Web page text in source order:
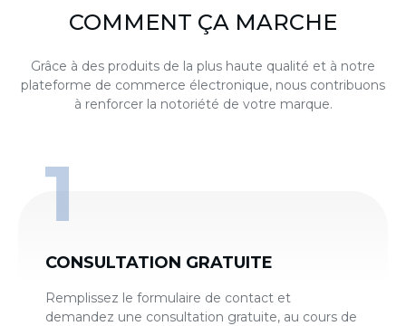
COMMENT ÇA MARCHE
Grâce à des produits de la plus haute qualité et à notre
plateforme de commerce électronique, nous contribuons
à renforcer la notoriété de votre marque.
CONSULTATION GRATUITE
Remplissez le formulaire de contact et
demandez une consultation gratuite, au cours de